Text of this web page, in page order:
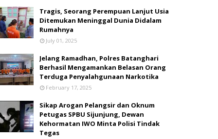
Tragis, Seorang Perempuan Lanjut Usia
Ditemukan Meninggal Dunia Didalam
Rumahnya
July 01, 2025
Jelang Ramadhan, Polres Batanghari
Berhasil Mengamankan Belasan Orang
Terduga Penyalahgunaan Narkotika
February 17, 2025
Sikap Arogan Pelangsir dan Oknum
Petugas SPBU Sijunjung, Dewan
Kehormatan IWO Minta Polisi Tindak
Tegas